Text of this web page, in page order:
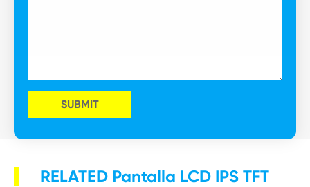
SUBMIT
RELATED Pantalla LCD IPS TFT